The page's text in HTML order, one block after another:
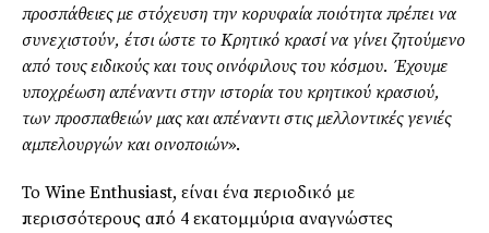
προσπάθειες με στόχευση την κορυφαία ποιότητα πρέπει να
συνεχιστούν, έτσι ώστε το Κρητικό κρασί να γίνει ζητούμενο
από τους ειδικούς και τους οινόφιλους του κόσμου. Έχουμε
υποχρέωση απέναντι στην ιστορία του κρητικού κρασιού,
των προσπαθειών μας και απέναντι στις μελλοντικές γενιές
αμπελουργών και οινοποιών».
Το Wine Enthusiast, είναι ένα περιοδικό με
περισσότερους από 4 εκατομμύρια αναγνώστες